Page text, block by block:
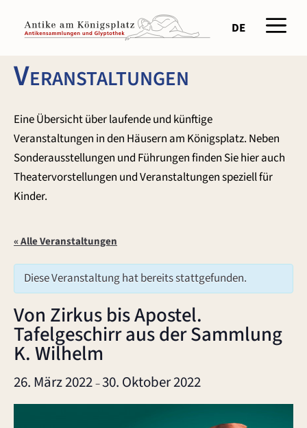
Inhalt
springen
DE
Veranstaltungen
Eine Übersicht über laufende und künftige
Veranstaltungen in den Häusern am Königsplatz. Neben
Sonderausstellungen und Führungen finden Sie hier auch
Theatervorstellungen und Veranstaltungen speziell für
Kinder.
« Alle Veranstaltungen
Diese Veranstaltung hat bereits stattgefunden.
Von Zirkus bis Apostel.
Tafelgeschirr aus der Sammlung
K. Wilhelm
26. März 2022–30. Oktober 2022